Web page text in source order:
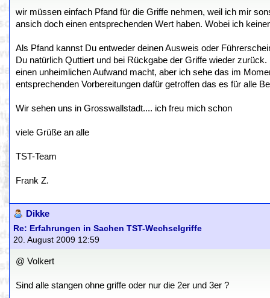
wir müssen einfach Pfand für die Griffe nehmen, weil ich mir
ansich doch einen entsprechenden Wert haben. Wobei ich
Als Pfand kannst Du entweder deinen Ausweis oder
Du natürlich Quttiert und bei Rückgabe der Griffe wieder
einen unheimlichen Aufwand macht, aber ich sehe das im
entsprechenden Vorbereitungen dafür getroffen das es für alle
Wir sehen uns in Grosswallstadt.... ich freu mich schon
viele Grüße an alle
TST-Team
Frank Z.
Dikke
Re: Erfahrungen in Sachen TST-Wechselgriffe
20. August 2009 12:59
@ Volkert
Sind alle stangen ohne griffe oder nur die 2er und 3er ?